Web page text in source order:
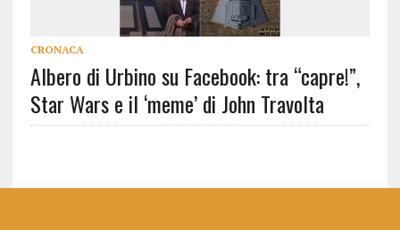
CRONACA
Albero di Urbino su Facebook: tra “capre!”,
Star Wars e il ‘meme’ di John Travolta